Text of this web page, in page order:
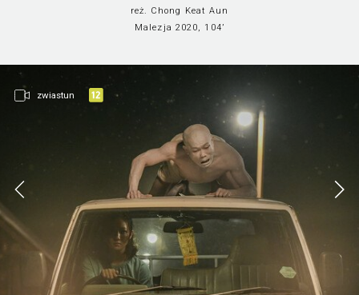
Wszystkie sekcje
reż. Chong Keat Aun
Malezja 2020, 104’
zwiastun